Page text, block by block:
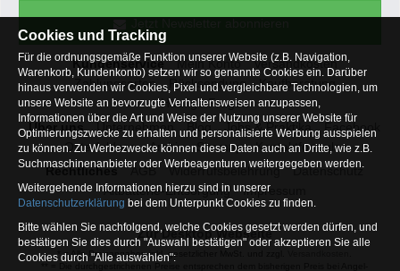
Kundenservice Mein Konto
Versandkosten
Zahlungsarten
Rücksendung
Kaufberatung
Häufige Fragen
Über uns
Unternehmen Blog Jobs & Praktika
Facebook
Osterfeldsee
Archiv Sitemap
Kontaktformular
Rechtliches
AGB Widerrufsbelehrung
Datenschutz
Altbatterie-Entsorgung
Impressum
Zur Desktop Webseite
* = Alle Preisangaben inkl. gesetzlicher MwSt. und zzgl.
Cookies und Tracking
Für die ordnungsgemäße Funktion unserer Website (z.B. Navigation,
Warenkorb, Kundenkonto) setzen wir so genannte Cookies ein. Darüber
hinaus verwenden wir Cookies, Pixel und vergleichbare Technologien, um
unsere Website an bevorzugte Verhaltensweisen anzupassen,
Informationen über die Art und Weise der Nutzung unserer Website für
Optimierungszwecke zu erhalten und personalisierte Werbung ausspielen
zu können. Zu Werbezwecke können diese Daten auch an Dritte, wie z.B.
Suchmaschinenanbieter oder Werbeagenturen weitergegeben werden.
Weitergehende Informationen hierzu sind in unserer
Datenschutzerklärung bei dem Unterpunkt Cookies zu finden.
Bitte wählen Sie nachfolgend, welche Cookies gesetzt werden dürfen, und
bestätigen Sie dies durch "Auswahl bestätigen" oder akzeptieren Sie alle
Cookies durch "Alle auswählen":